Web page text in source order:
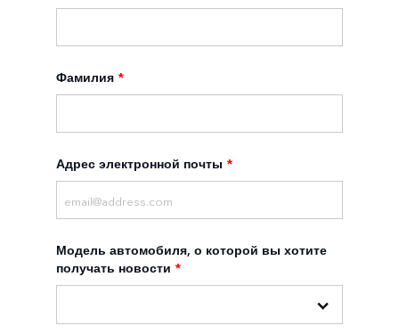
Фамилия *
Адрес электронной почты *
Модель автомобиля, о которой вы хотите
получать новости *